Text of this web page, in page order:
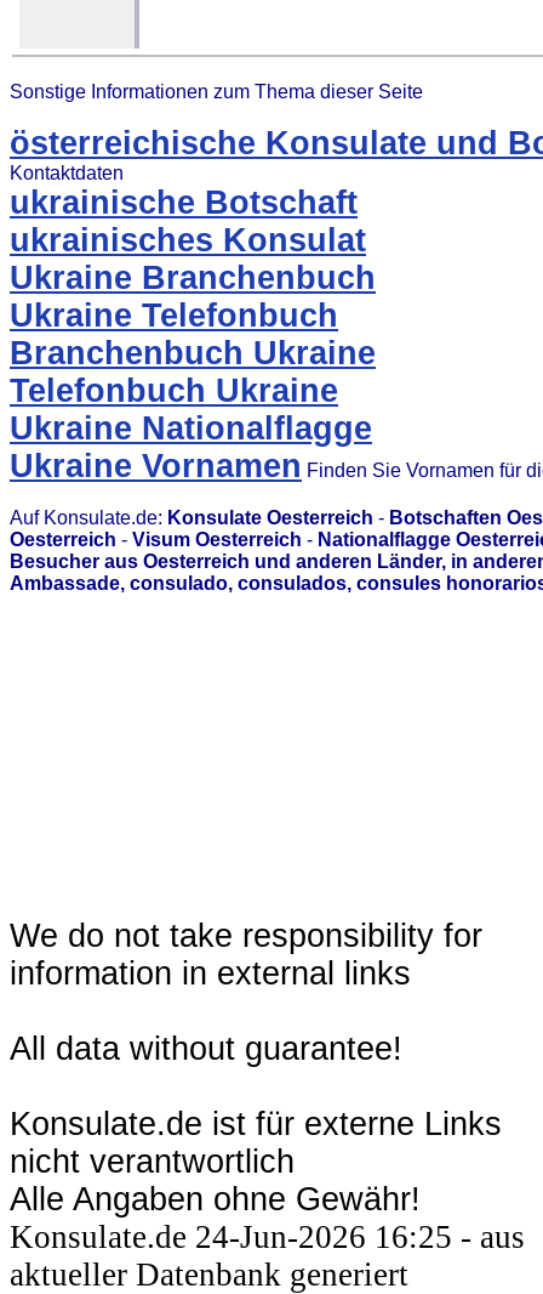
Sonstige Informationen zum Thema dieser Seite
österreichische Konsulate und
Kontaktdaten
ukrainische Botschaft
ukrainisches Konsulat
Ukraine Branchenbuch
Ukraine Telefonbuch
Branchenbuch Ukraine
Telefonbuch Ukraine
Ukraine Nationalflagge
Ukraine Vornamen Finden Sie Vornamen für
Auf Konsulate.de: Konsulate Oesterreich - Botschaften
Oesterreich - Visum Oesterreich - Nationalflagge
Besucher aus Oesterreich und anderen Länder, in
Ambassade, consulado, consulados, consules
We do not take responsibility for
information in external links
All data without guarantee!
Konsulate.de ist für externe Links
nicht verantwortlich
Alle Angaben ohne Gewähr!
Konsulate.de 24-Jun-2026 16:25 - aus
aktueller Datenbank generiert